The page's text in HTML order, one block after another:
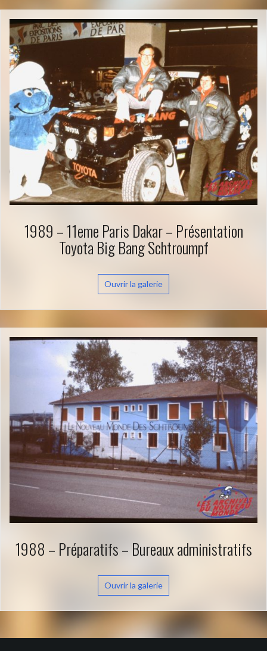
1989 – 11eme Paris Dakar – Présentation
Toyota Big Bang Schtroumpf
Ouvrir la galerie
1988 – Préparatifs – Bureaux administratifs
Ouvrir la galerie